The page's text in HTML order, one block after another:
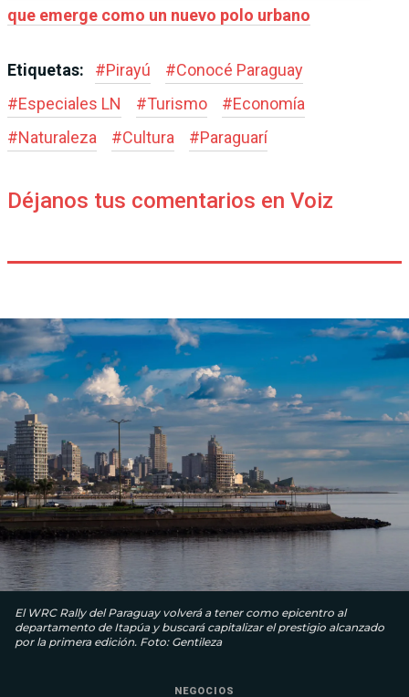
que emerge como un nuevo polo urbano
Etiquetas: #Pirayú #Conocé Paraguay
#Especiales LN #Turismo #Economía
#Naturaleza #Cultura #Paraguarí
Déjanos tus comentarios en Voiz
El WRC Rally del Paraguay volverá a tener como epicentro al
departamento de Itapúa y buscará capitalizar el prestigio alcanzado
por la primera edición. Foto: Gentileza
NEGOCIOS